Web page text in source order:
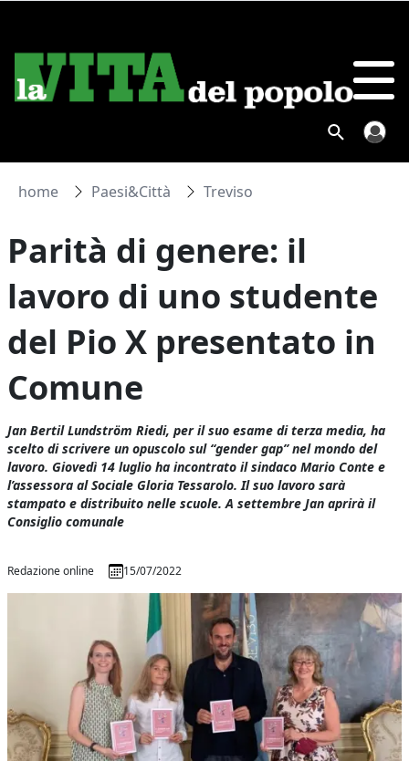
home Paesi&Città Treviso
Parità di genere: il
lavoro di uno studente
del Pio X presentato in
Comune
Jan Bertil Lundström Riedi, per il suo esame di terza media, ha
scelto di scrivere un opuscolo sul “gender gap” nel mondo del
lavoro. Giovedì 14 luglio ha incontrato il sindaco Mario Conte e
l’assessora al Sociale Gloria Tessarolo. Il suo lavoro sarà
stampato e distribuito nelle scuole. A settembre Jan aprirà il
Consiglio comunale
Redazione online 15/07/2022